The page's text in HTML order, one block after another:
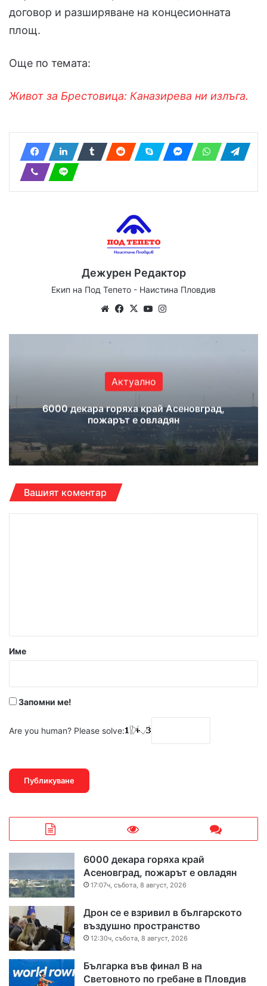
договор и разширяване на концесионната
площ.
Още по темата:
Живот за Брестовица: Каназирева ни излъга.
Дежурен Редактор
Екип на Под Тепето - Наистина Пловдив
We
te
Fa
bo
X
Yo
ub ra
Актуално
6000 декара горяха край Асеновград,
пожарът е овладян
Вашият коментар
р
Име
Запомни ме!
Are you human? Please solve:
6000 декара горяха край
Асеновград, пожарът е овладян
17:07ч, събота, 8 август, 2026
Дрон се е взривил в българското
въздушно пространство
12:30ч, събота, 8 август, 2026
Българка във финал B на
Световното по гребане в Пловдив